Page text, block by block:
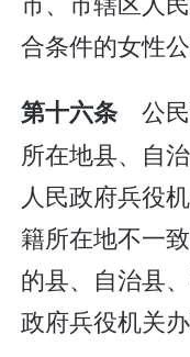
合条件的女性
第十六条公
所在地县、自
人民政府兵役
籍所在地不一
的县、自治县
政府兵役机关办